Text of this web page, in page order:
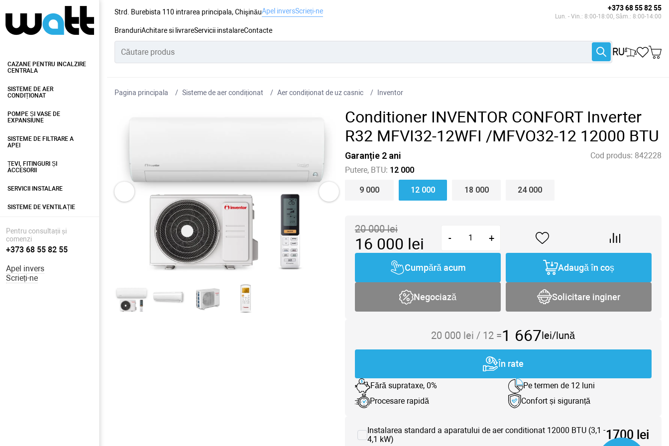
Strd. Burebista 110 intrarea principala, ChişinăuApel inversScrieți-ne +373 68 55 82 55
Lun. - Vin.: 8:00-18:00, Sâm.: 8:00-14:00
BranduriAchitare si livrareServicii instalareContacte
RU
CAZANE PENTRU INCALZIRE
CENTRALA
SISTEME DE AER
CONDIȚIONAT
POMPE ȘI VASE DE
EXPANSIUNE
SISTEME DE FILTRARE A
APEI
ȚEVI, FITINGURI ȘI
ACCESORII
SERVICII INSTALARE
SISTEME DE VENTILAȚIE
Pentru consultații și
comenzi
+373 68 55 82 55
Apel invers
Scrieți-ne
Pagina principala Sisteme de aer condiționat Aer condiționat de uz casnic Inventor
Conditioner INVENTOR CONFORT Inverter
R32 MFVI32-12WFI /MFVO32-12 12000 BTU
Garanție 2 ani Cod produs: 842228
Putere, BTU: 12 000
9 000 12 000 18 000 24 000
20 000lei
16 000 lei - +
Cumpără acum Adaugă în coș
Negociază Solicitare inginer
20 000 lei / 12 =1 667lei/lună
În rate
Fără suprataxe, 0%
Pe termen de 12 luni
Procesare rapidă
Confort și siguranță
Instalarea standard a aparatului de aer conditionat 12000 BTU (3,1 -
4,1 kW)
1700 lei